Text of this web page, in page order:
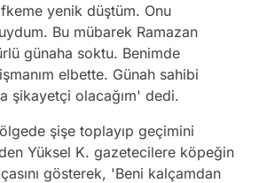
yenik düştüm. Onu
Bu mübarek Ramazan
günaha soktu. Benimde
elbette. Günah sahibi
şikayetçi olacağım' dedi.
şişe toplayıp geçimini
Yüksel K. gazetecilere köpeğin
gösterek, 'Beni kalçamdan